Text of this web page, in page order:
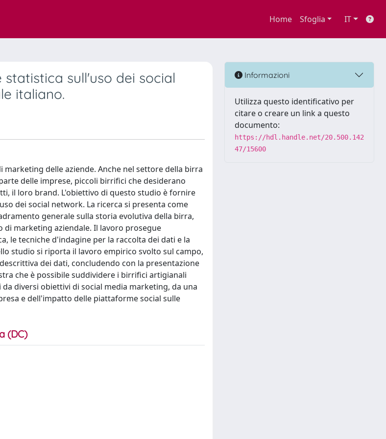
Home Sfoglia IT
sull'uso dei social
italiano.
delle aziende. Anche nel settore della birra
delle imprese, piccoli birrifici che desiderano
il loro brand. L'obiettivo di questo studio è fornire
dei social network. La ricerca si presenta come
generale sulla storia evolutiva della birra,
marketing aziendale. Il lavoro prosegue
le tecniche d'indagine per la raccolta dei dati e la
studio si riporta il lavoro empirico svolto sul campo,
dei dati, concludendo con la presentazione
che è possibile suddividere i birrifici artigianali
diversi obiettivi di social media marketing, da una
e dell'impatto delle piattaforme social sulle
(DC)
Informazioni
Utilizza questo identificativo per
citare o creare un link a questo
documento:
https://hdl.handle.net/20.500.142
47/15600